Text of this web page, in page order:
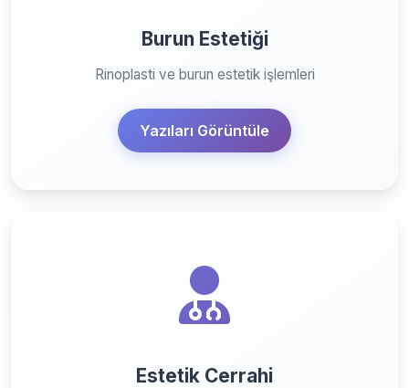
Burun Estetiği
Rinoplasti ve burun estetik işlemleri
Yazıları Görüntüle
Estetik Cerrahi